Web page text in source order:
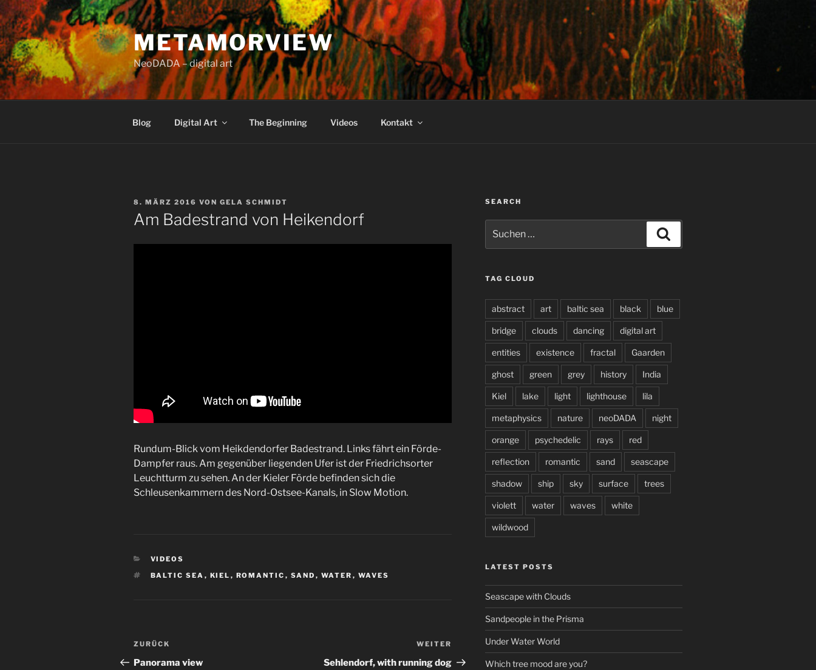
Zum
Inhalt
springen
METAMORVIEW
NeoDADA – digital art
Blog Digital Art The Beginning Videos Kontakt
VERÖFFENTLICHT
AM
8. MÄRZ 2016 VON GELA SCHMIDT
Am Badestrand von Heikendorf
Rundum-Blick vom Heikdendorfer Badestrand. Links fährt ein Förde-
Dampfer raus. Am gegenüber liegenden Ufer ist der Friedrichsorter
Leuchtturm zu sehen. An der Kieler Förde befinden sich die
Schleusenkammern des Nord-Ostsee-Kanals, in Slow Motion.
KATEGORIEN
VIDEOS
SCHLAGWÖRTER
BALTIC SEA , KIEL , ROMANTIC , SAND , WATER , WAVES
Beitragsnavigation
Vorheriger
Beitrag
ZURÜCK
Panorama view
Nächster
Beitrag
WEITER
Sehlendorf, with running dog
SEARCH
nach:
TAG CLOUD
abstract art baltic sea black blue
bridge clouds dancing digital art
entities existence fractal Gaarden
ghost green grey history India
Kiel lake light lighthouse lila
metaphysics nature neoDADA night
orange psychedelic rays red
reflection romantic sand seascape
shadow ship sky surface trees
violett water waves white
wildwood
LATEST POSTS
Seascape with Clouds
Sandpeople in the Prisma
Under Water World
Which tree mood are you?